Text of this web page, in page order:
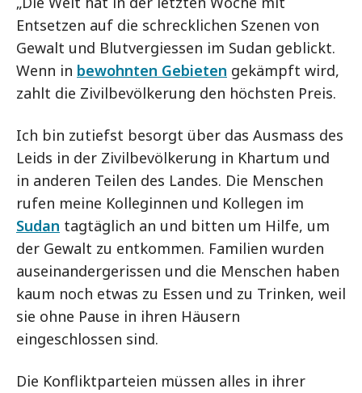
Entsetzen auf die schrecklichen Szenen von
Gewalt und Blutvergiessen im Sudan geblickt.
Wenn in bewohnten Gebieten gekämpft wird,
zahlt die Zivilbevölkerung den höchsten Preis.
Ich bin zutiefst besorgt über das Ausmass des
Leids in der Zivilbevölkerung in Khartum und
in anderen Teilen des Landes. Die Menschen
rufen meine Kolleginnen und Kollegen im
Sudan tagtäglich an und bitten um Hilfe, um
der Gewalt zu entkommen. Familien wurden
auseinandergerissen und die Menschen haben
kaum noch etwas zu Essen und zu Trinken, weil
sie ohne Pause in ihren Häusern
eingeschlossen sind.
Die Konfliktparteien müssen alles in ihrer